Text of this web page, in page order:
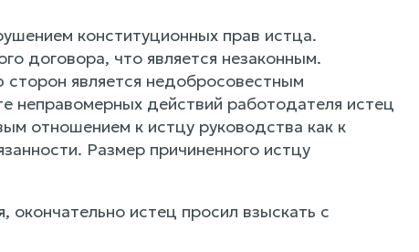
конституционных прав истца.
договора, что является незаконным.
является недобросовестным
неправомерных действий работодателя истец
отношением к истцу руководства как к
Размер причиненного истцу
истец просил взыскать с